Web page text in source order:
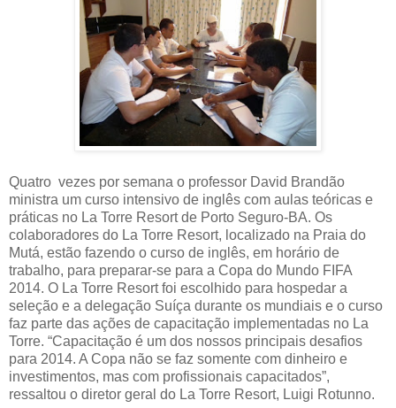
Quatro vezes por semana o professor David Brandão
ministra um curso intensivo de inglês com aulas teóricas e
práticas no La Torre Resort de Porto Seguro-BA. Os
colaboradores do La Torre Resort, localizado na Praia do
Mutá, estão fazendo o curso de inglês, em horário de
trabalho, para preparar-se para a Copa do Mundo FIFA
2014. O La Torre Resort foi escolhido para hospedar a
seleção e a delegação Suíça durante os mundiais e o curso
faz parte das ações de capacitação implementadas no La
Torre. “Capacitação é um dos nossos principais desafios
para 2014. A Copa não se faz somente com dinheiro e
investimentos, mas com profissionais capacitados”,
ressaltou o diretor geral do La Torre Resort, Luigi Rotunno.